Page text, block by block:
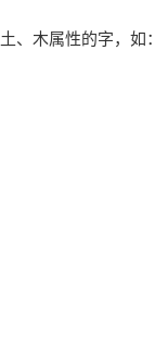
、木属性的字，如：